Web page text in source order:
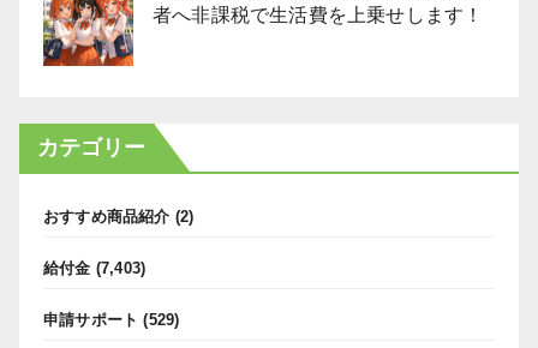
者へ非課税で生活費を上乗せします！
カテゴリー
おすすめ商品紹介 (2)
給付金 (7,403)
申請サポート (529)